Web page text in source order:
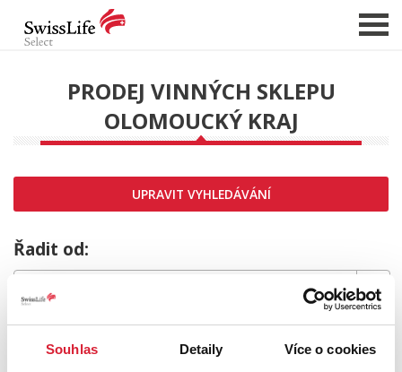
Souhlas Detaily Více o cookies
NABÍDKA NEMOVITOSTÍ
CHCI PRODAT / PRONAJMOUT
HLÍDAT NOVÉ NABÍDKY
CHCI OCENIT NEMOVITOST
O NÁS
REFERENCE
PRODEJ VINNÝCH SKLEPU
OLOMOUCKÝ KRAJ
UPRAVIT VYHLEDÁVÁNÍ
Řadit od:
MRZÍ NÁS TO,